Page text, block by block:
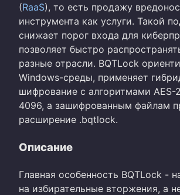
(RaaS), то есть продажу
инструмента как услуги. Такой
снижает порог входа для
позволяет быстро
разные отрасли. BQTLock
Windows-среды, применяет
шифрование с алгоритмами AES-
4096, а зашифрованным файлам
расширение .bqtlock.
Описание
Главная особенность BQTLock -
на избирательные вторжения, а